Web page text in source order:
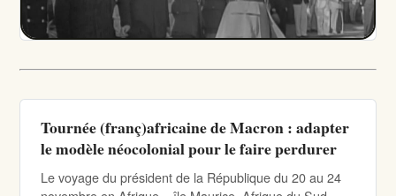
Tournée (franç)africaine de Macron : adapter
le modèle néocolonial pour le faire perdurer
Le voyage du président de la République du 20 au 24